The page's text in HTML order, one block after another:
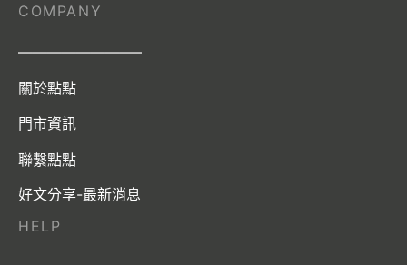
HELP
COMPANY
————————–
關於點點
門市資訊
聯繫點點
好文分享-最新消息